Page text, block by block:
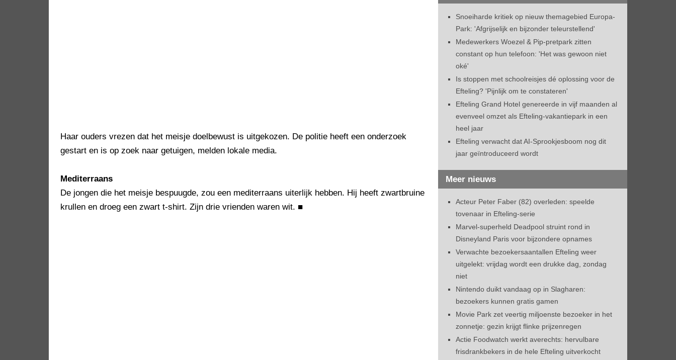
Haar ouders vrezen dat het meisje doelbewust is uitgekozen. De politie heeft een onderzoek
gestart en is op zoek naar getuigen, melden lokale media.
Mediterraans
De jongen die het meisje bespuugde, zou een mediterraans uiterlijk hebben. Hij heeft zwartbruine
krullen en droeg een zwart t-shirt. Zijn drie vrienden waren wit. ■
Snoeiharde kritiek op nieuw themagebied Europa-
Park: 'Afgrijselijk en bijzonder teleurstellend'
Medewerkers Woezel & Pip-pretpark zitten
constant op hun telefoon: 'Het was gewoon niet
oké'
Is stoppen met schoolreisjes dé oplossing voor de
Efteling? 'Pijnlijk om te constateren'
Efteling Grand Hotel genereerde in vijf maanden al
evenveel omzet als Efteling-vakantiepark in een
heel jaar
Efteling verwacht dat AI-Sprookjesboom nog dit
jaar geïntroduceerd wordt
Meer nieuws
Acteur Peter Faber (82) overleden: speelde
tovenaar in Efteling-serie
Marvel-superheld Deadpool struint rond in
Disneyland Paris voor bijzondere opnames
Verwachte bezoekersaantallen Efteling weer
uitgelekt: vrijdag wordt een drukke dag, zondag
niet
Nintendo duikt vandaag op in Slagharen:
bezoekers kunnen gratis gamen
Movie Park zet veertig miljoenste bezoeker in het
zonnetje: gezin krijgt flinke prijzenregen
Actie Foodwatch werkt averechts: hervulbare
frisdrankbekers in de hele Efteling uitverkocht